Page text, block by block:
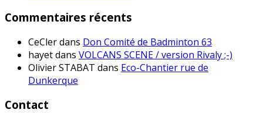
Commentaires récents
CeClerdans Don Comité de Badminton 63
hayetdans VOLCANS SCENE / version Rivaly ;-)
Olivier STABAT dans Eco-Chantier rue de
Dunkerque
Contact